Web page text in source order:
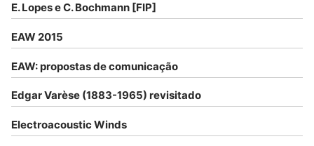
E. Lopes e C. Bochmann [FIP]
EAW 2015
EAW: propostas de comunicação
Edgar Varèse (1883-1965) revisitado
Electroacoustic Winds